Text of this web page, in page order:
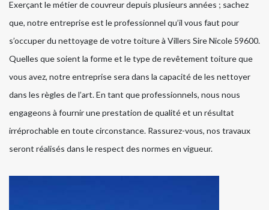
Exerçant le métier de couvreur depuis plusieurs années ; sachez
que, notre entreprise est le professionnel qu’il vous faut pour
s’occuper du nettoyage de votre toiture à Villers Sire Nicole 59600.
Quelles que soient la forme et le type de revêtement toiture que
vous avez, notre entreprise sera dans la capacité de les nettoyer
dans les règles de l’art. En tant que professionnels, nous nous
engageons à fournir une prestation de qualité et un résultat
irréprochable en toute circonstance. Rassurez-vous, nos travaux
seront réalisés dans le respect des normes en vigueur.